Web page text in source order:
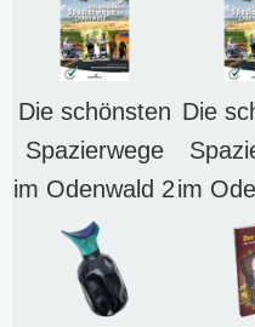
Die schönsten
Spazierwege
im Odenwald 2
Die
im